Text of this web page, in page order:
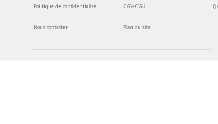
Politique de confidentialité
Nous contacter
CGV-CGU
Plan du site